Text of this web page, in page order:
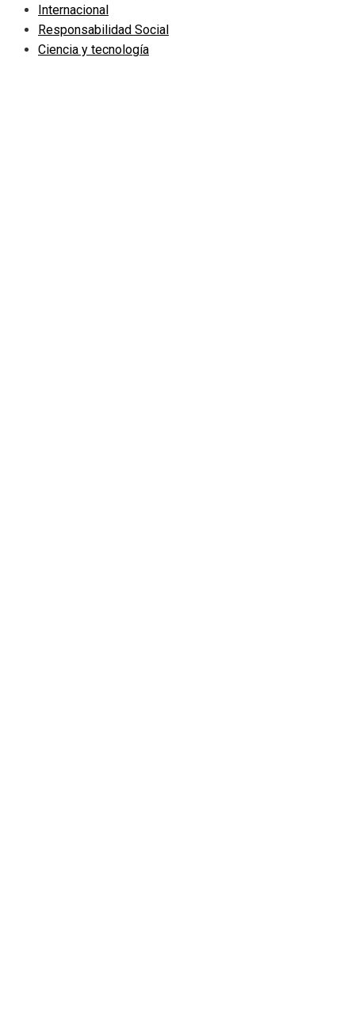
Internacional
Responsabilidad Social
Ciencia y tecnología